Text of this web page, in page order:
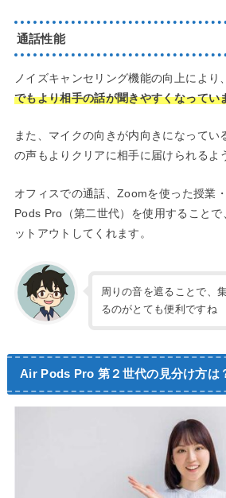
通話性能
ノイズキャンセリング機能の向上により、
でもより相手の話が聞きやすくなってい
また、マイクの向きが内向きになってい
の声もよりクリアに相手に届けられるよ
オフィスでの通話、Zoomを使った授業
Pods Pro（第二世代）を使用することで
ットアウトしてくれます。
周りの音を遮ることで、
るのがとても便利ですね
Air Pods Pro 第２世代の見分け方は